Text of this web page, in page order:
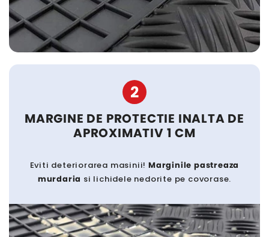
2
MARGINE DE PROTECTIE INALTA DE
APROXIMATIV 1 CM
Eviti deteriorarea masinii!Marginile pastreaza
murdaria si lichidele nedorite pe covorase.